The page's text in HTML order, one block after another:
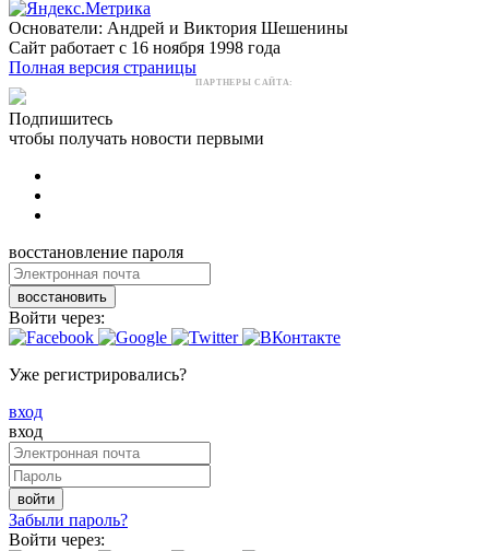
Основатели: Андрей и Виктория Шешенины
Сайт работает с 16 ноября 1998 года
Полная версия страницы
ПАРТНЕРЫ САЙТА:
Подпишитесь
чтобы получать новости первыми
восстановление пароля
восстановить
Войти через:
Уже регистрировались?
вход
вход
войти
Забыли пароль?
Войти через: